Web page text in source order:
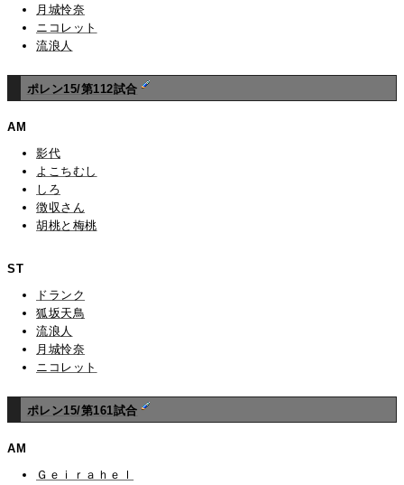
月城怜奈
ニコレット
流浪人
ポレン15/第112試合
AM
影代
よこちむし
しろ
徴収さん
胡桃と梅桃
ST
ドランク
狐坂天鳥
流浪人
月城怜奈
ニコレット
ポレン15/第161試合
AM
Ｇｅｉｒａｈｅｌ